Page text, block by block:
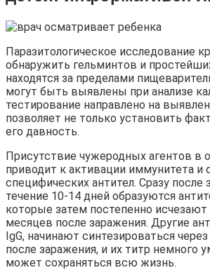
Паразитологическое исследование
обнаружить гельминтов и
находятся за пределами
могут быть выявлены при анализе
тестирование направлено на
позволяет не только установить
его давность.
Присутствие чужеродных агентов в
приводит к активации иммунитета и
специфических антител. Сразу после
течение 10-14 дней образуются
которые затем постепенно исчезают
месяцев после заражения. Другие
IgG, начинают синтезироваться
после заражения, и их титр немного
может сохраняться всю жизнь.